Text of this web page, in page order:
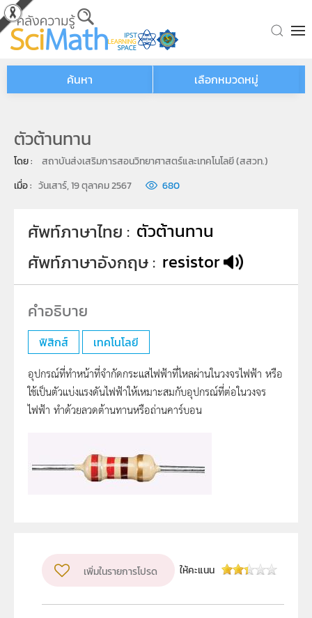
Skip to main content
ค้นหา เลือกหมวดหมู่
ตัวต้านทาน
โดย :
สถาบันส่งเสริมการสอนวิทยาศาสตร์และเทคโนโลยี (สสวท.)
เมื่อ : วันเสาร์, 19 ตุลาคม 2567 680
ศัพท์ภาษาไทย
ตัวต้านทาน
ศัพท์ภาษาอังกฤษ resistor
ฟิสิกส์ เทคโนโลยี
อุปกรณ์ที่ทำหน้าที่จำกัดกระแสไฟฟ้าที่ไหลผ่านในวงจรไฟฟ้า หรือ
ใช้เป็นตัวแบ่งแรงดันไฟฟ้าให้เหมาะสมกับอุปกรณ์ที่ต่อในวงจร
ไฟฟ้า ทำด้วยลวดต้านทานหรือถ่านคาร์บอน
เพิ่มในรายการโปรด ให้คะแนน